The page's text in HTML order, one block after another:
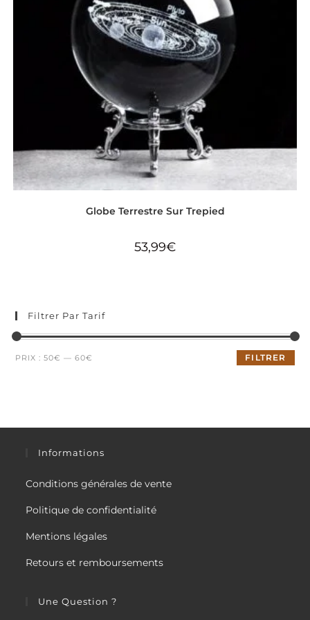
Globe Terrestre Sur Trepied
53,99€
Filtrer Par Tarif
Prix
Prix
FILTRER
PRIX :50€ —60€
Informations
Conditions générales de vente
Politique de confidentialité
Mentions légales
Retours et remboursements
Une Question ?